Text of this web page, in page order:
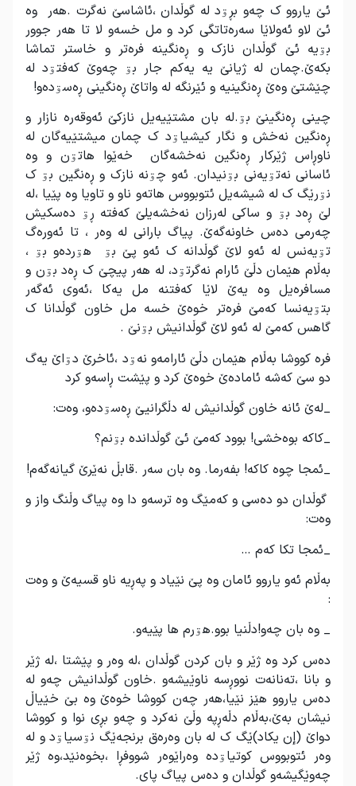
ئێ یاروو ک چەو بڕۊد لە گوڵدان ،ئاشاسێ نەگرت .هەر وە
ئێ لاو ئەولاێا سەرەتاتگی کرد و مل خسەو لا تا هەر جوور
بۊیە ئێ گوڵدان نازک و ڕەنگینە فرەتر و خاستر تماشا
بکەێ.چمان لە ژیانێ یە یەکم جار بۊ چەوێ کەفتۊد لە
چێشتێ وەێ ڕەنگینیە و ئێرنگە لە واتاێ ڕەنگینی ڕەسۊدەو!
چینی ڕەنگینێ بۊ.لە بان مشتێیەیل نازکێ ئەوقەرە نازار و
ڕەنگین نەخش و نگار کیشیاۊد ک چمان میشتێیەگان لە
ناوڕاس ژێرکار ڕەنگین نەخشەگان خەێوا هاتۊن و وە
ئاسانی نەتۊیەنی بۊنیدان. ئەو چۊنە نازک و ڕەنگین بۊ ک
نۊرێگ ک لە شیشەیل ئتوبووس هاتەو ناو و تاویا وە پێیا ،لە
لێ ڕەد بۊ و ساکی لەرزان نەخشەیلێ کەفتە ڕۊ دەسکیش
چەرمی دەس خاونەگەێ. پیاگ بارانی لە وەر ، تا ئەورەگ
تۊیەنس لە ئەو لاێ گوڵدانە ک ئەو پێ بۊ هۊردەو بۊ ،
بەڵام هێمان دڵێ ئارام نەگرتۊد، لە هەر پیچێ ک ڕەد بۊن و
مسافرەیل وە یەێ لاێا کەفتنە مل یەکا ،ئەوی ئەگەر
بتۊیەنسا کەمێ فرەتر خوەێ خسە مل خاون گوڵدانا ک
گاهس کەمێ لە ئەو لاێ گوڵدانیش بۊنێ .
فرە کووشا بەڵام هێمان دڵێ ئارامەو نەۊد ،ئاخرێ دۊاێ یەگ
دو سێ کەشە ئامادەێ خوەێ کرد و پێشت ڕاسەو کرد
_لەێ ئانە خاون گوڵدانیش لە دڵگرانیێ ڕەسۊدەو، وەت:
_کاکە بوەخشی! بوود کەمێ ئێ گوڵداندە بۊنم؟
_ئمجا چوە کاکە! بفەرما. وە بان سەر .قابڵ نەێرێ گیانەگەم!
گوڵدان دو دەسی و کەمێگ وە ترسەو دا وە پیاگ وڵنگ واز و
وەت:
_ئمجا تکا کەم …
بەڵام ئەو یاروو ئامان وە پێ نێیاد و پەڕیە ناو قسیەێ و وەت
:
_ وە بان چەو!دڵنیا بوو.هۊرم ها پێیەو.
دەس کرد وە ژێر و بان کردن گوڵدان ،لە وەر و پێشتا ،لە ژێر
و بانا ،تەنانەت نووڕسە ناوێیشەو .خاون گوڵدانیش چەو لە
دەس یاروو هێز نێیا،هەر چەن کووشا خوەێ وە بێ خێیاڵ
نیشان بەێ،بەڵام دڵەڕپە وڵێ نەکرد و چەو بڕی نوا و کووشا
دواێ (إن یکاد)ێگ ک لە بان وەرەق برنجەێگ نۊسیاۊد و لە
وەر ئتوبووس کوتیاۊدە وەراێوەر شووفڕا ،بخوەنێد،وە ژێر
چەوێگیشەو گوڵدان و دەس پیاگ پای.